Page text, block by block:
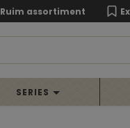
Ruim assortiment
SERIES